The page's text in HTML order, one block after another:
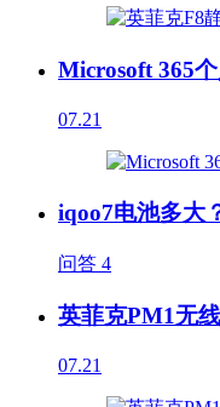
Microsoft 365
07.21
iqoo7电池多大
问答 4
英菲克PM1无
07.21